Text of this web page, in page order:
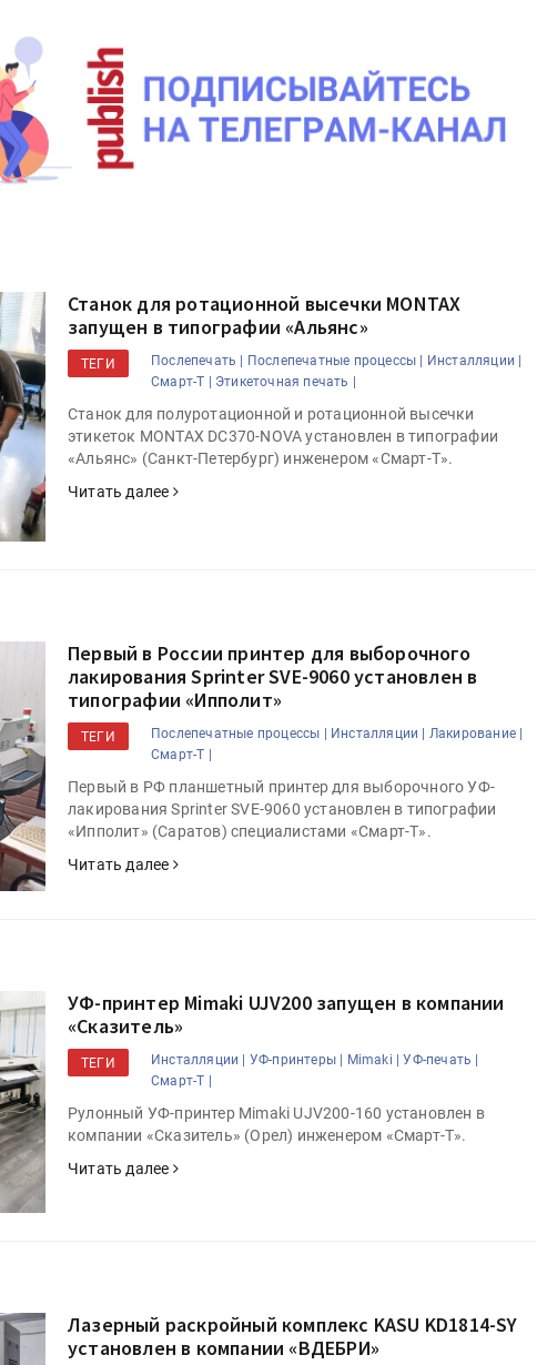
Станок для ротационной высечки MONTAX
запущен в типографии «Альянс»
ТЕГИ Послепечать | Послепечатные процессы |
Инсталляции |
Смарт-Т |
Этикеточная печать |
Станок для полуротационной и ротационной высечки
этикеток MONTAX DC370-NOVA установлен в типографии
«Альянс» (Санкт-Петербург) инженером «Смарт-Т».
Читать далее
Первый в России принтер для выборочного
лакирования Sprinter SVE-9060 установлен в
типографии «Ипполит»
ТЕГИ Послепечатные процессы | Инсталляции |
Лакирование |
Смарт-Т |
Первый в РФ планшетный принтер для выборочного УФ-
лакирования Sprinter SVE-9060 установлен в типографии
«Ипполит» (Саратов) специалистами «Смарт-Т».
Читать далее
УФ-принтер Mimaki UJV200 запущен в компании
«Сказитель»
ТЕГИ Инсталляции | УФ-принтеры | Mimaki |
УФ-печать |
Смарт-Т |
Рулонный УФ-принтер Mimaki UJV200-160 установлен в
компании «Сказитель» (Орел) инженером «Смарт-Т».
Читать далее
Лазерный раскройный комплекс KASU KD1814-SY
установлен в компании «ВДЕБРИ»
УФ/3D-
запускает
полноцветный гибридный УФ/3D-
Росприроднадзор запускает